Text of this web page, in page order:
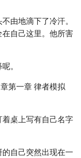
由地滴下了冷汗。
自己这里。他所害
。
第一章 律者模拟
桌上写有自己名字
自己突然出现在一